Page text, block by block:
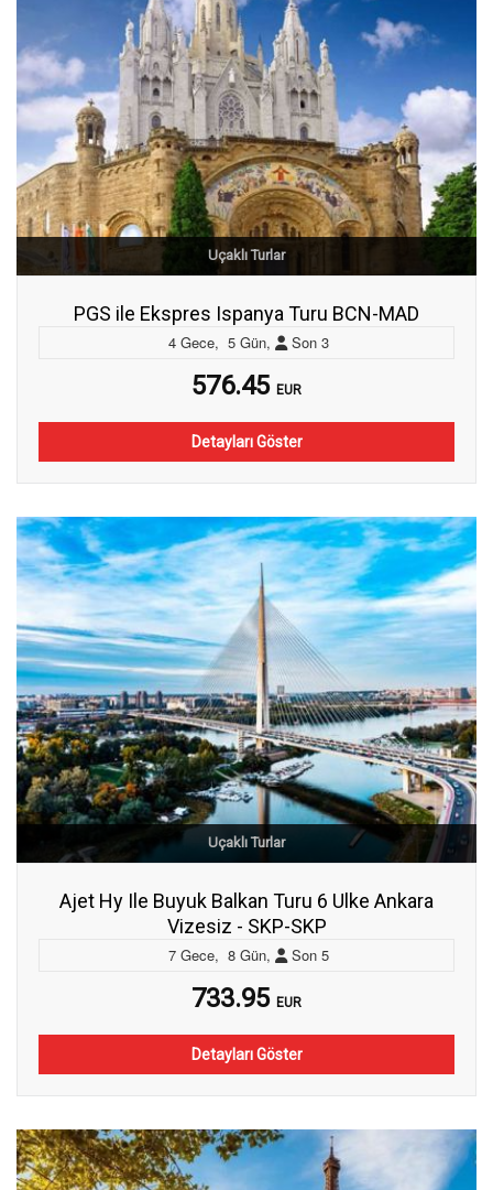
Uçaklı Turlar
PGS ile Ekspres Ispanya Turu BCN-MAD
4 Gece, 5 Gün, Son 3
576.45 EUR
Detayları Göster
Uçaklı Turlar
Ajet Hy Ile Buyuk Balkan Turu 6 Ulke Ankara
Vizesiz - SKP-SKP
7 Gece, 8 Gün, Son 5
733.95 EUR
Detayları Göster